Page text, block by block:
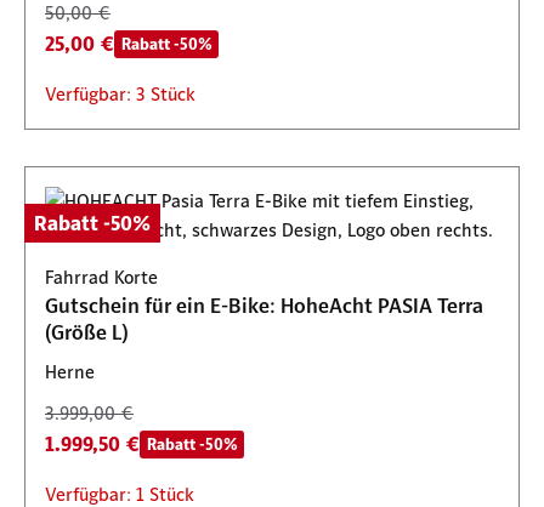
50,00 €
25,00 € Rabatt -50%
Verfügbar: 3 Stück
Rabatt -50%
Fahrrad Korte
Gutschein für ein E-Bike: HoheAcht PASIA Terra
(Größe L)
Herne
3.999,00 €
1.999,50 € Rabatt -50%
Verfügbar: 1 Stück